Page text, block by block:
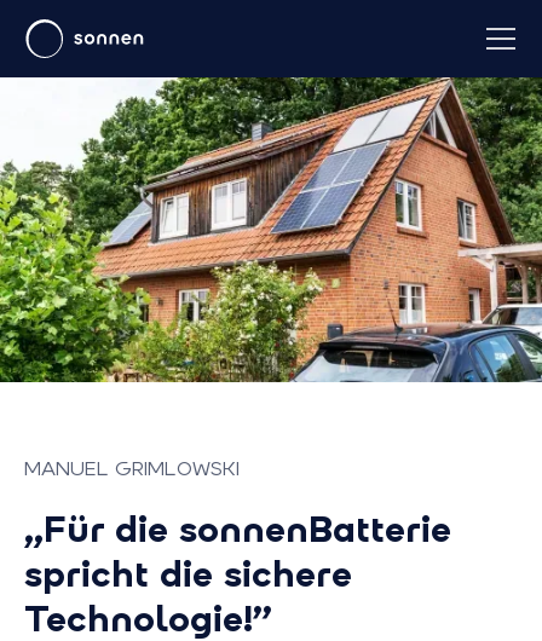
MANUEL GRIMLOWSKI
„Für die sonnenBatterie
spricht die sichere
Technologie!”